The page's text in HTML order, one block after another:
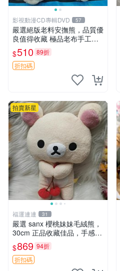
影視動漫CD專輯DVD 57
嚴選絕版老料安撫熊，品質優
良值得收藏 極品老布手工安
撫搖鈴玩具，適合哄睡寶貝
超柔老料搖鈴熊，專為孩子設
計的安心伴護 推薦絕版老布
製工藝搖鈴熊，可當作童
$510 89折
折扣碼
拍賣新星
福運連連 31
嚴選 sanx 櫻桃妹妹毛絨熊，
30cm 正品收藏佳品，手感極
軟，適合贈送與收藏 櫻桃妹
妹、sanx、毛絨熊
$869 94折
折扣碼